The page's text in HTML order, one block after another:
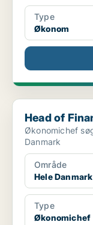
Type
Økonom
Head of Finance
Head of
Økonomichef
Danmark
Område
Hele Danmark
Type
Økonomichef